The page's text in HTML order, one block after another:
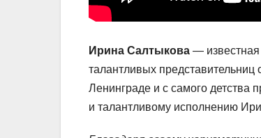
Ирина Салтыкова — известная
талантливых представительниц
Ленинграде и с самого детства
и талантливому исполнению